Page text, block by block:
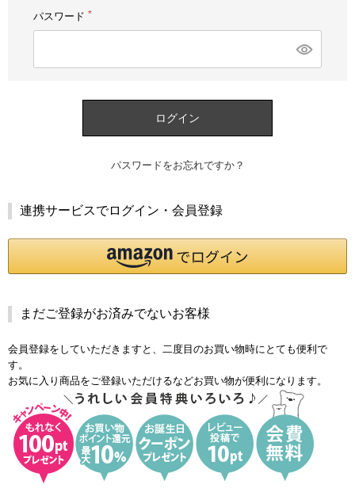
パスワード
ログイン
パスワードをお忘れですか？
連携サービスでログイン・会員登録
まだご登録がお済みでないお客様
会員登録をしていただきますと、二度目のお買い物時にとても便利で
す。
お気に入り商品をご登録いただけるなどお買い物が便利になります。